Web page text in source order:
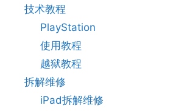
技术教程
PlayStation
使用教程
越狱教程
拆解维修
iPad拆解维修